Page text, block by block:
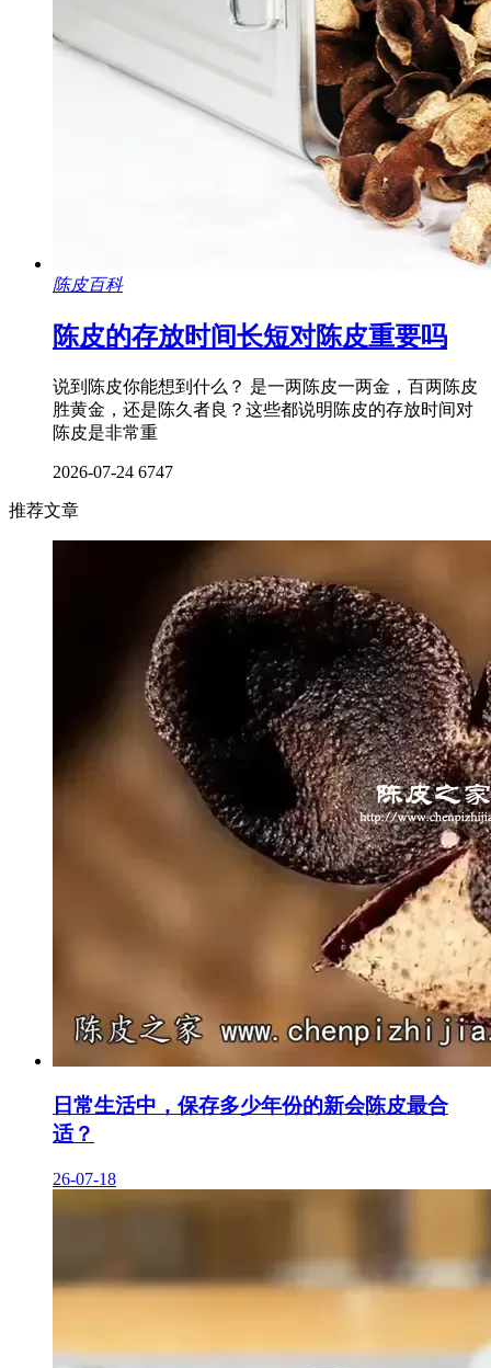
陈皮百科
陈皮的存放时间长短对陈皮重要吗
说到陈皮你能想到什么？ 是一两陈皮一两金，百两陈皮
胜黄金，还是陈久者良？这些都说明陈皮的存放时间对
陈皮是非常重
2026-07-24 6747
推荐文章
日常生活中，保存多少年份的新会陈皮最合
适？
26-07-18